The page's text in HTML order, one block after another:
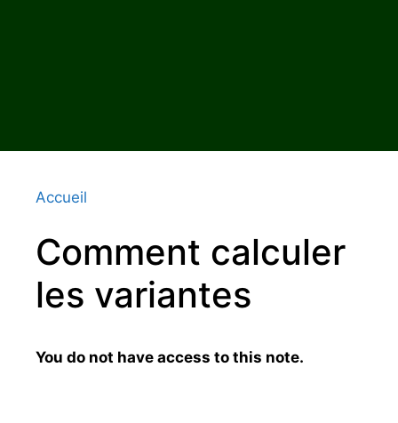
Accueil
Comment calculer
les variantes
You do not have access to this note.